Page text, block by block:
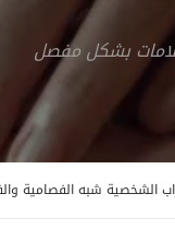
بشكل مفصل
الشخصية شبه الفصامية